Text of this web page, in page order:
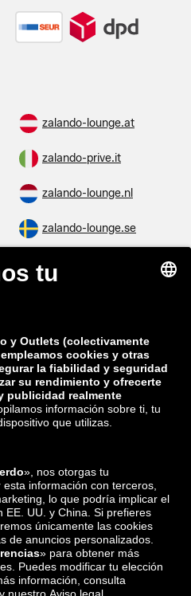
zalando-lounge.at
zalando-prive.it
zalando-lounge.nl
zalando-lounge.se
zalando-lounge.sk
zalando-lounge.hr
zalando-lounge.ee
zalando-lounge.no